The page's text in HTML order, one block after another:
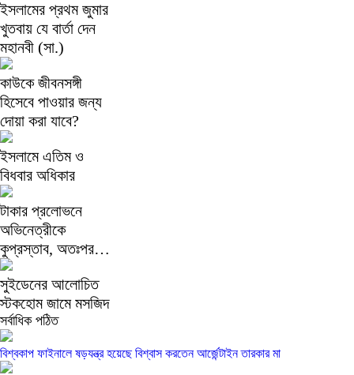
ইসলামের প্রথম জুমার
খুতবায় যে বার্তা দেন
মহানবী (সা.)
কাউকে জীবনসঙ্গী
হিসেবে পাওয়ার জন্য
দোয়া করা যাবে?
ইসলামে এতিম ও
বিধবার অধিকার
টাকার প্রলোভনে
অভিনেত্রীকে
কুপ্রস্তাব, অতঃপর…
সুইডেনের আলোচিত
স্টকহোম জামে মসজিদ
সর্বাধিক পঠিত
বিশ্বকাপ ফাইনালে ষড়যন্ত্র হয়েছে বিশ্বাস করতেন আর্জেন্টাইন তারকার মা